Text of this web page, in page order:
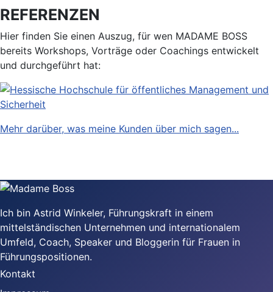
REFERENZEN
Hier finden Sie einen Auszug, für wen MADAME BOSS
bereits Workshops, Vorträge oder Coachings entwickelt
und durchgeführt hat:
Mehr darüber, was meine Kunden über mich sagen...
Ich bin Astrid Winkeler, Führungskraft in einem
mittelständischen Unternehmen und internationalem
Umfeld, Coach, Speaker und Bloggerin für Frauen in
Führungspositionen.
Kontakt